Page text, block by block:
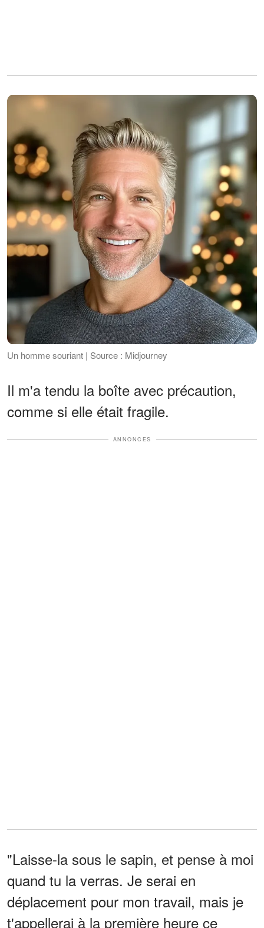
Un homme souriant | Source : Midjourney
Il m'a tendu la boîte avec précaution,
comme si elle était fragile.
ANNONCES
"Laisse-la sous le sapin, et pense à moi
quand tu la verras. Je serai en
déplacement pour mon travail, mais je
t'appellerai à la première heure ce